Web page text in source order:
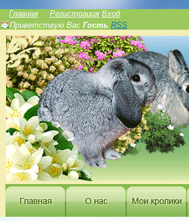
Главная
Регистрация Вход
Приветствую Вас Гость RSS